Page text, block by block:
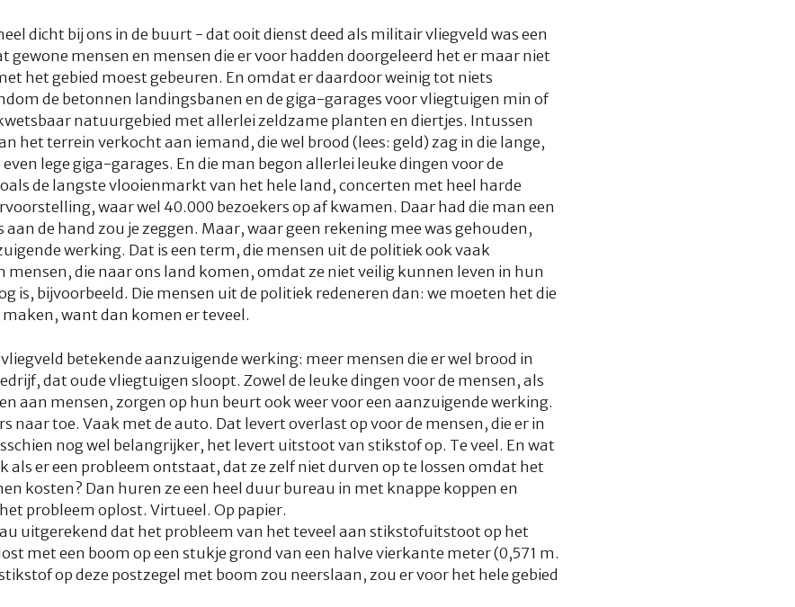
dicht bij ons in de buurt - dat ooit dienst deed als militair vliegveld was een
mensen en mensen die er voor hadden doorgeleerd het er maar niet
het gebied moest gebeuren. En omdat er daardoor weinig tot niets
de betonnen landingsbanen en de giga-garages voor vliegtuigen min of
natuurgebied met allerlei zeldzame planten en diertjes. Intussen
het terrein verkocht aan iemand, die wel brood (lees: geld) zag in die lange,
lege giga-garages. En die man begon allerlei leuke dingen voor de
de langste vlooienmarkt van het hele land, concerten met heel harde
waar wel 40.000 bezoekers op af kwamen. Daar had die man een
de hand zou je zeggen. Maar, waar geen rekening mee was gehouden,
werking. Dat is een term, die mensen uit de politiek ook vaak
mensen, die naar ons land komen, omdat ze niet veilig kunnen leven in hun
is, bijvoorbeeld. Die mensen uit de politiek redeneren dan: we moeten het die
want dan komen er teveel.
betekende aanzuigende werking: meer mensen die er wel brood in
dat oude vliegtuigen sloopt. Zowel de leuke dingen voor de mensen, als
aan mensen, zorgen op hun beurt ook weer voor een aanzuigende werking.
naar toe. Vaak met de auto. Dat levert overlast op voor de mensen, die er in
nog wel belangrijker, het levert uitstoot van stikstof op. Te veel. En wat
als er een probleem ontstaat, dat ze zelf niet durven op te lossen omdat het
kosten? Dan huren ze een heel duur bureau in met knappe koppen en
probleem oplost. Virtueel. Op papier.
uitgerekend dat het probleem van het teveel aan stikstofuitstoot op het
met een boom op een stukje grond van een halve vierkante meter (0,571 m.
op deze postzegel met boom zou neerslaan, zou er voor het hele gebied